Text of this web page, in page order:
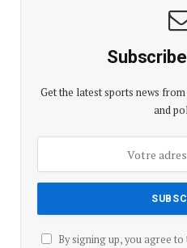
Get the latest sports news
and
By signing up, you agree